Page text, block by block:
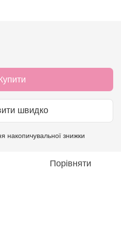
швидко
накопичувальної знижки
Порівняти